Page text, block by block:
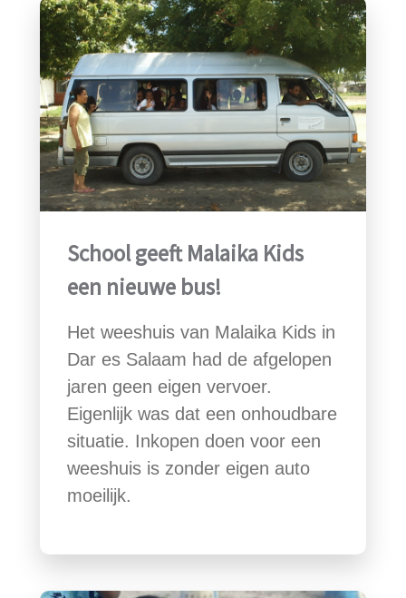
School geeft Malaika Kids
een nieuwe bus!
Het weeshuis van Malaika Kids in
Dar es Salaam had de afgelopen
jaren geen eigen vervoer.
Eigenlijk was dat een onhoudbare
situatie. Inkopen doen voor een
weeshuis is zonder eigen auto
moeilijk.